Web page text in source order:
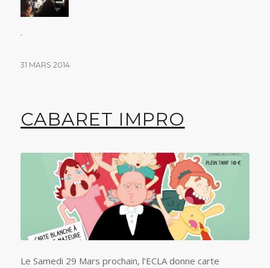
.
31 MARS 2014
CABARET IMPRO
Le Samedi 29 Mars prochain, l’ECLA donne carte